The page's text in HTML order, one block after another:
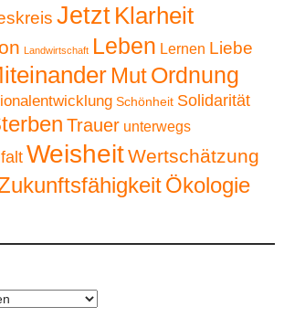
Jetzt Klarheit
Landwirtschaft Leben Lernen Liebe
MutOrdnung
Schönheit Solidarität
Trauer unterwegs
WeisheitWertschätzung
Ökologie